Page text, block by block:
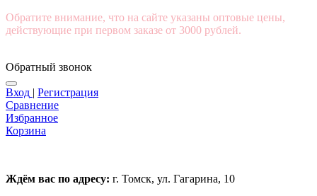
Обратите внимание, что на сайте указаны оптовые цены,
действующие при первом заказе от 3000 рублей.
Обратный звонок
Вход | Регистрация
Сравнение
Избранное
Корзина
Ждём вас по адресу: г. Томск, ул. Гагарина, 10